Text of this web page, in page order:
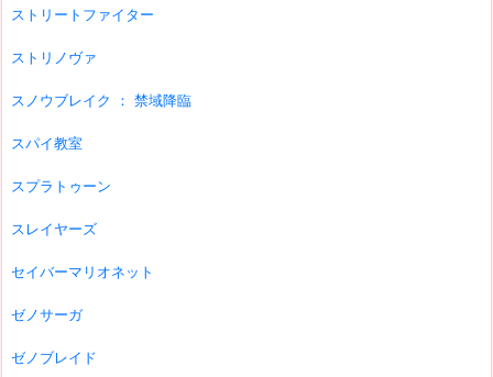
ストリートファイター
ストリノヴァ
スノウブレイク ： 禁域降臨
スパイ教室
スプラトゥーン
スレイヤーズ
セイバーマリオネット
ゼノサーガ
ゼノブレイド